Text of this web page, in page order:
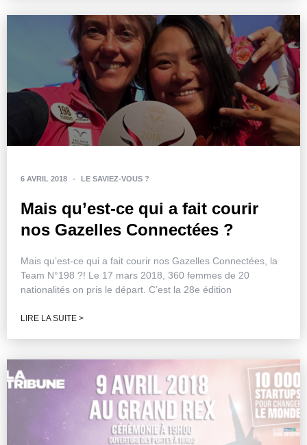
6 AVRIL 2018 - LE SAVIEZ-VOUS ?
Mais qu’est-ce qui a fait courir
nos Gazelles Connectées ?
Mais qu’est-ce qui a fait courir nos Gazelles Connectées, la
Team N°198 ?! Le 17 mars 2018, 360 femmes de 20
nationalités on pris le départ. C’est la 28e édition
LIRE LA SUITE >